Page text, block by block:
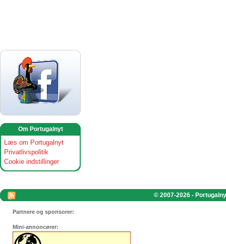
Om Portugalnyt
Læs om Portugalnyt
Privatlivspolitik
Cookie indstillinger
© 2007-2026 -
Partnere og sponsorer:
Mini-annoncører: